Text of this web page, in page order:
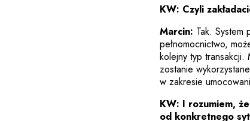
KW: Czyli
Marcin: Tak. System
pełnomocnictwo,
kolejny typ transakcji.
zostanie
w zakresie
KW: I rozumiem,
od konkretnego